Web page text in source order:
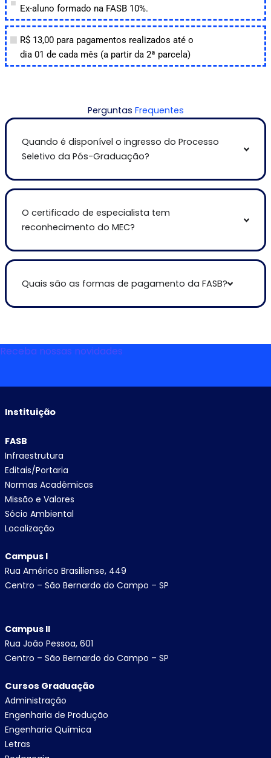
Ex-aluno formado na FASB 10%.
R$ 13,00 para pagamentos realizados até o
dia 01 de cada mês (a partir da 2ª parcela)
Perguntas Frequentes
Quando é disponível o ingresso do Processo
Seletivo da Pós-Graduação?
O certificado de especialista tem
reconhecimento do MEC?
Quais são as formas de pagamento da FASB?
Receba nossas novidades
Instituição
FASB
Infraestrutura
Editais/Portaria
Normas Acadêmicas
Missão e Valores
Sócio Ambiental
Localização
Campus I
Rua Américo Brasiliense, 449
Centro – São Bernardo do Campo – SP
Campus II
Rua João Pessoa, 601
Centro – São Bernardo do Campo – SP
Cursos Graduação
Administração
Engenharia de Produção
Engenharia Química
Letras